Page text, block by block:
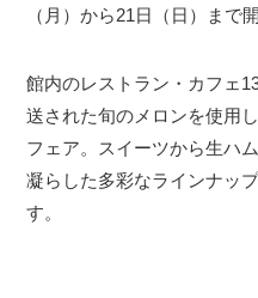
（月）から21日（日）まで
館内のレストラン・カフェ
送された旬のメロンを使用
フェア。スイーツから生ハ
凝らした多彩なラインナッ
す。